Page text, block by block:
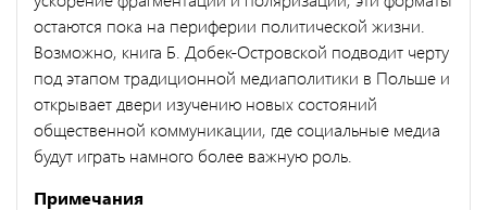
остаются пока на периферии политической жизни.
Возможно, книга Б. Добек-Островской подводит черту
под этапом традиционной медиаполитики в Польше и
открывает двери изучению новых состояний
общественной коммуникации, где социальные медиа
будут играть намного более важную роль.
Примечания